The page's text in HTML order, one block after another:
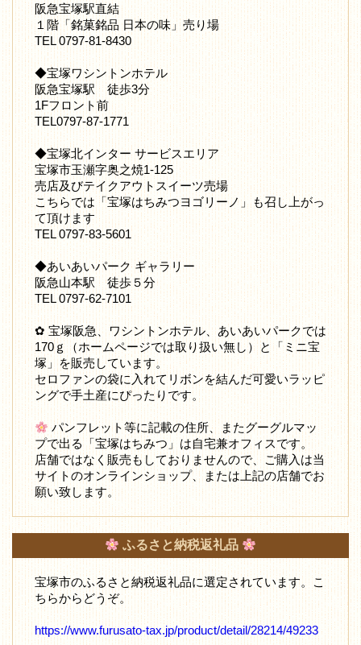
阪急宝塚駅直結
１階「銘菓銘品 日本の味」売り場
TEL 0797-81-8430
◆宝塚ワシントンホテル
阪急宝塚駅 徒歩3分
1Fフロント前
TEL0797-87-1771
◆宝塚北インター サービスエリア
宝塚市玉瀬字奥之焼1-125
売店及びテイクアウトスイーツ売場
こちらでは「宝塚はちみつヨゴリーノ」も召し上がっ
て頂けます
TEL 0797-83-5601
◆あいあいパーク ギャラリー
阪急山本駅 徒歩５分
TEL 0797-62-7101
✿ 宝塚阪急、ワシントンホテル、あいあいパークでは
170ｇ（ホームページでは取り扱い無し）と「ミニ宝
塚」を販売しています。
セロファンの袋に入れてリボンを結んだ可愛いラッピ
ングで手土産にぴったりです。
パンフレット等に記載の住所、またグーグルマッ
プで出る「宝塚はちみつ」は自宅兼オフィスです。
店舗ではなく販売もしておりませんので、ご購入は当
サイトのオンラインショップ、または上記の店舗でお
願い致します。
ふるさと納税返礼品
宝塚市のふるさと納税返礼品に選定されています。こ
ちらからどうぞ。
https://www.furusato-tax.jp/product/detail/28214/49233